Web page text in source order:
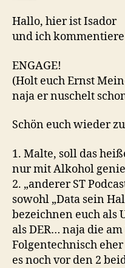
Hallo, hier ist Isador
und ich kommentiere
ENGAGE!
(Holt euch Ernst
naja er nuschelt
Schön euch wieder
1. Malte, soll das
nur mit Alkohol
2. „anderer ST
sowohl „Data sein
bezeichnen euch als
als DER… naja die
Folgentechnisch
es noch vor den 2